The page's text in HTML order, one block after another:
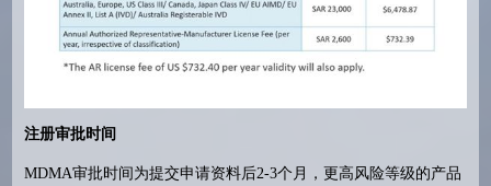
注册审批时间
MDMA审批时间为提交申请资料后2-3个月，更高风险等级的产品